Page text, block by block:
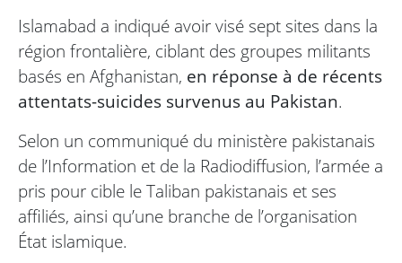
Islamabad a indiqué avoir visé sept sites dans la
région frontalière, ciblant des groupes militants
basés en Afghanistan, en réponse à de récents
attentats-suicides survenus au Pakistan.
Selon un communiqué du ministère pakistanais
de l’Information et de la Radiodiffusion, l’armée a
pris pour cible le Taliban pakistanais et ses
affiliés, ainsi qu’une branche de l’organisation
État islamique.